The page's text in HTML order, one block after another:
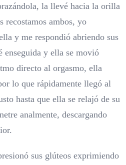
la llevé hacia la orilla
recostamos ambos, yo
y me respondió abriendo sus
enseguida y ella se movió
directo al orgasmo, ella
lo que rápidamente llegó al
hasta que ella se relajó de su
analmente, descargando
sus glúteos exprimiendo